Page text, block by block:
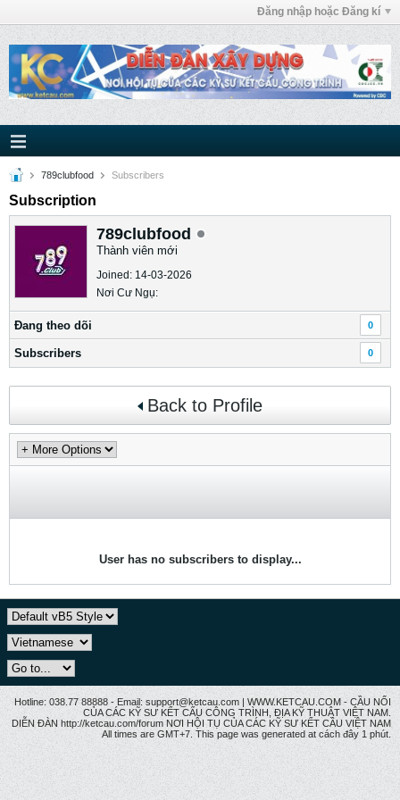
Đăng nhập hoặc Đăng kí
789clubfood Subscribers
Subscription
789clubfood
Thành viên mới
Joined: 14-03-2026
Nơi Cư Ngụ:
Ðang theo dõi 0
Subscribers 0
Back to Profile
User has no subscribers to display...
Hotline: 038.77 88888 - Email: support@ketcau.com | WWW.KETCAU.COM - CẦU NỐI
CỦA CÁC KỸ SƯ KẾT CẤU CÔNG TRÌNH, ĐỊA KỸ THUẬT VIỆT NAM.
DIỄN ĐÀN http://ketcau.com/forum NƠI HỘI TỤ CỦA CÁC KỸ SƯ KẾT CÂU VIỆT NAM
All times are GMT+7. This page was generated at cách đây 1 phút.